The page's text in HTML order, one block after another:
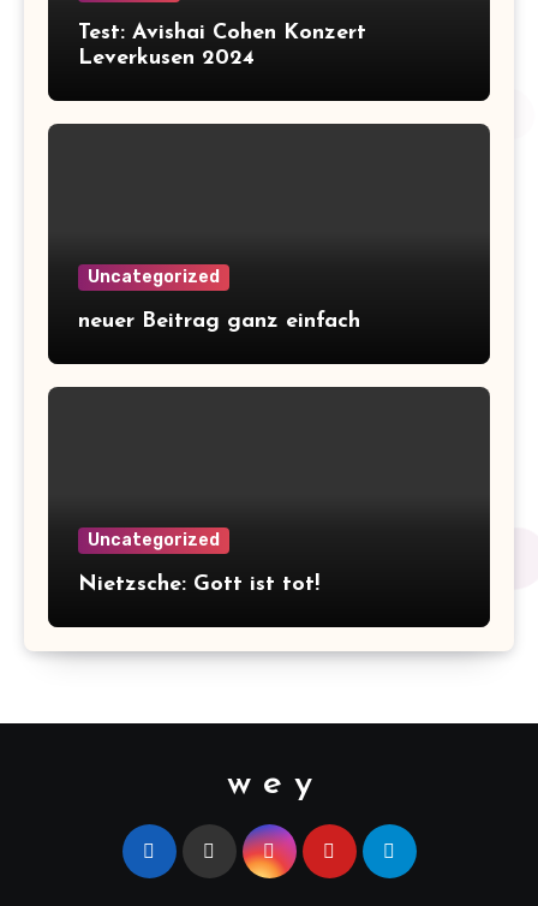
Test: Avishai Cohen Konzert
Leverkusen 2024
Uncategorized
neuer Beitrag ganz einfach
Uncategorized
Nietzsche: Gott ist tot!
w e y